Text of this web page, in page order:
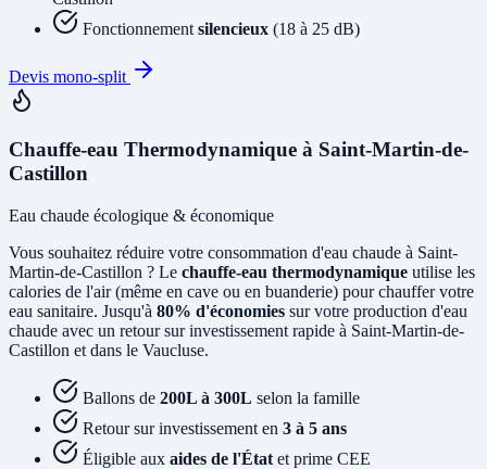
Fonctionnement silencieux (18 à 25 dB)
Devis mono-split
Chauffe-eau Thermodynamique à Saint-Martin-de-
Castillon
Eau chaude écologique & économique
Vous souhaitez réduire votre consommation d'eau chaude à Saint-
Martin-de-Castillon ? Le chauffe-eau thermodynamique utilise les
calories de l'air (même en cave ou en buanderie) pour chauffer votre
eau sanitaire. Jusqu'à 80% d'économies sur votre production d'eau
chaude avec un retour sur investissement rapide à Saint-Martin-de-
Castillon et dans le Vaucluse.
Ballons de 200L à 300L selon la famille
Retour sur investissement en 3 à 5 ans
Éligible aux aides de l'État et prime CEE